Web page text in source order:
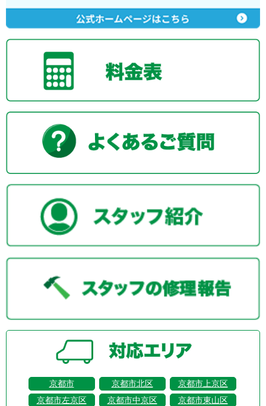
京都市 京都市北区
京都市上京区
京都市左京区
京都市中京区
京都市東山区